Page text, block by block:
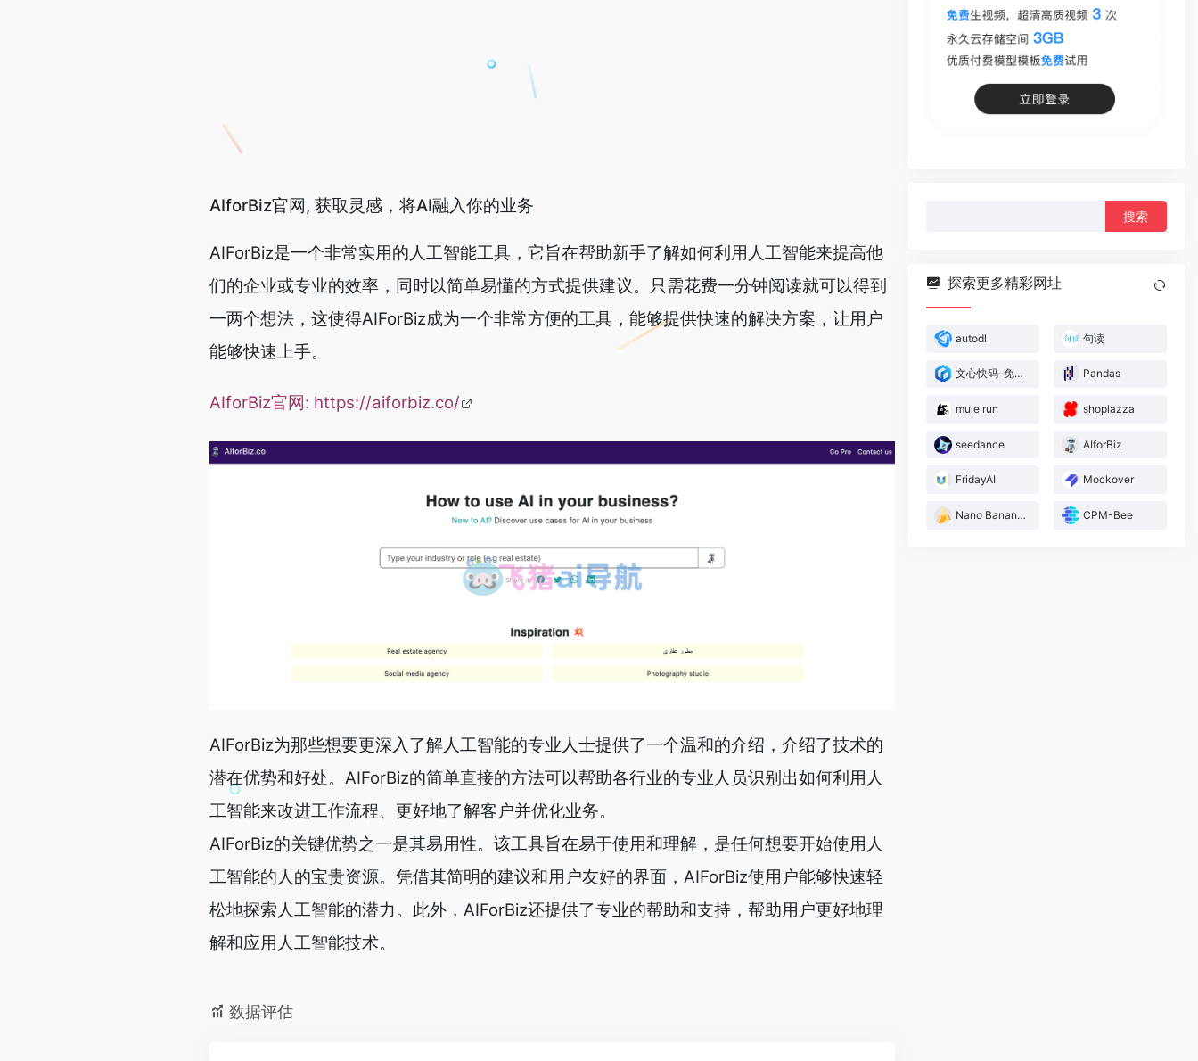
AIforBiz官网, 获取灵感，将AI融入你的业务
AIForBiz是一个非常实用的人工智能工具，它旨在帮助新手了解如何利用人工智能来提高他
们的企业或专业的效率，同时以简单易懂的方式提供建议。只需花费一分钟阅读就可以得到
一两个想法，这使得AIForBiz成为一个非常方便的工具，能够提供快速的解决方案，让用户
能够快速上手。
AIforBiz官网: https://aiforbiz.co/
AIForBiz为那些想要更深入了解人工智能的专业人士提供了一个温和的介绍，介绍了技术的
潜在优势和好处。AIForBiz的简单直接的方法可以帮助各行业的专业人员识别出如何利用人
工智能来改进工作流程、更好地了解客户并优化业务。
AIForBiz的关键优势之一是其易用性。该工具旨在易于使用和理解，是任何想要开始使用人
工智能的人的宝贵资源。凭借其简明的建议和用户友好的界面，AIForBiz使用户能够快速轻
松地探索人工智能的潜力。此外，AIForBiz还提供了专业的帮助和支持，帮助用户更好地理
解和应用人工智能技术。
数据评估
探索更多精彩网址
autodl 句读
文心快码-免费ai代码助手 Pandas
mule run shoplazza
seedance AIforBiz
FridayAI Mockover
Nano Banana pro CPM-Bee